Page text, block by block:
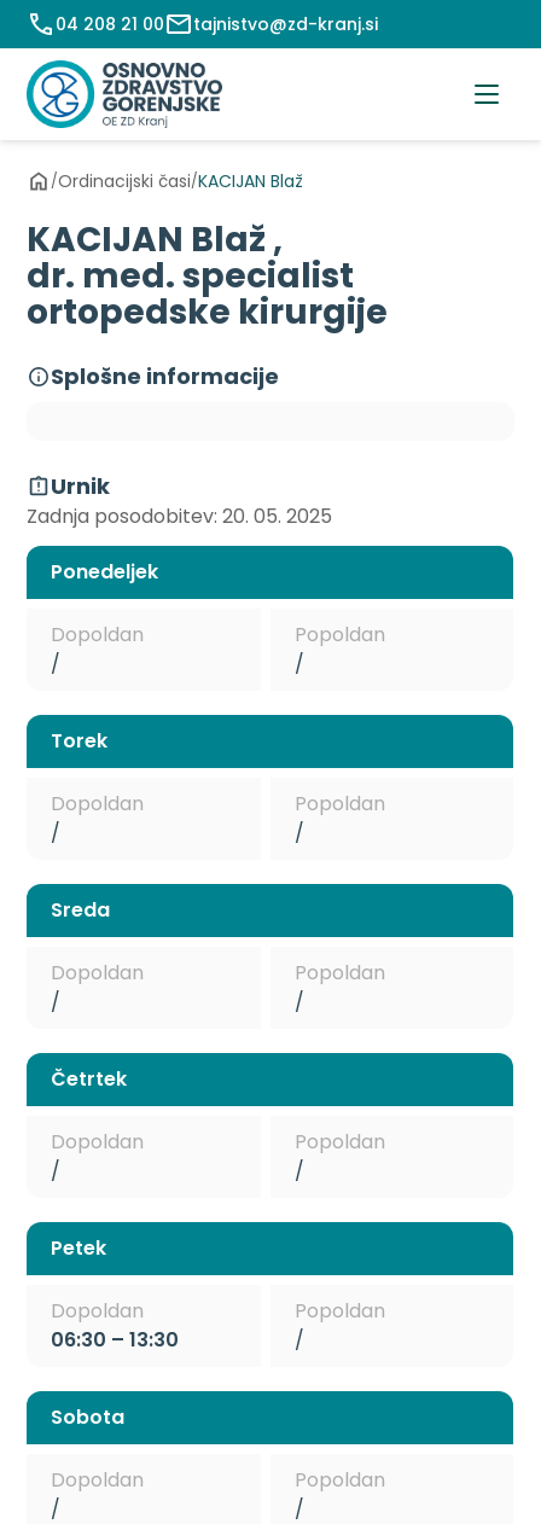
Preskoči
na
vsebino
04 208 21 00 tajnistvo@zd-kranj.si
/Ordinacijski časi/KACIJAN Blaž
KACIJAN Blaž ,
dr. med. specialist
ortopedske kirurgije
Splošne informacije
Urnik
Zadnja posodobitev: 20. 05. 2025
Ponedeljek
Dopoldan
/
Popoldan
/
Torek
Dopoldan
/
Popoldan
/
Sreda
Dopoldan
/
Popoldan
/
Četrtek
Dopoldan
/
Popoldan
/
Petek
Dopoldan
06:30 – 13:30
Popoldan
/
Sobota
Dopoldan
/
Popoldan
/